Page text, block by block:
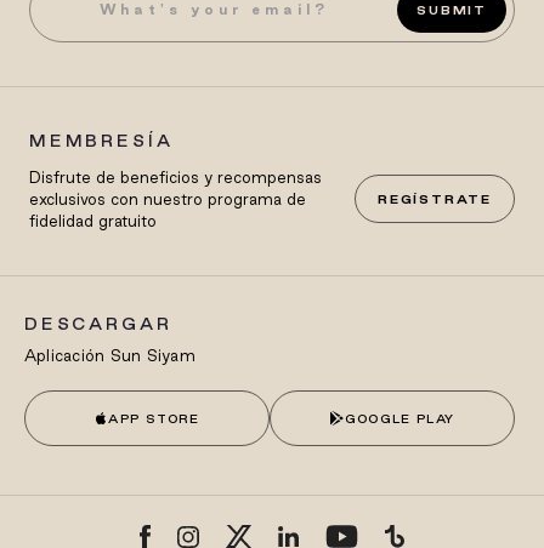
SUBMIT
MEMBRESÍA
Disfrute de beneficios y recompensas
exclusivos con nuestro programa de
fidelidad gratuito
REGÍSTRATE
DESCARGAR
Aplicación Sun Siyam
APP STORE GOOGLE PLAY